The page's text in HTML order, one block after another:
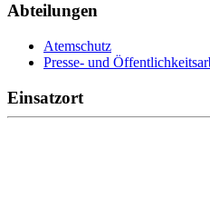
Abteilungen
Atemschutz
Presse- und
Einsatzort